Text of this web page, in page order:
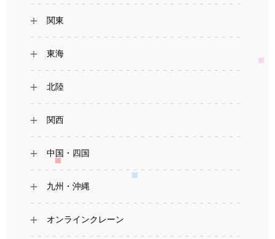
関東
東海
北陸
関西
中国・四国
九州・沖縄
オンラインクレーン